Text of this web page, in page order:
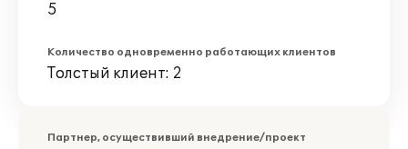
5
Количество одновременно работающих клиентов
Толстый клиент: 2
Партнер, осуществивший внедрение/проект